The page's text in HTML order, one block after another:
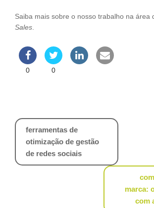
Saiba mais sobre o nosso trabalho na área
Sales
0 0
Navegação
artigos
ferramentas de
otimização de gestão
de redes sociais
marca:
com